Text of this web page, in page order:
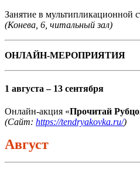
Занятие в мультипликационной
(Конева, 6, читальный зал)
ОНЛАЙН-МЕРОПРИЯТИЯ
1 августа – 13 сентября
Онлайн-акция «Прочитай
(Сайт: https://tendryakovka.ru/)
Август